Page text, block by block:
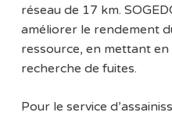
réseau de 17 km.
améliorer le rendement
ressource, en mettant
recherche de fuites.
Pour le service